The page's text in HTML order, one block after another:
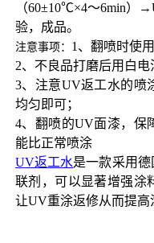
（60±10℃×4～6min）
验，成品。
注意事项： 1、翻喷时使
2、不良品打磨后用白电
3、注意UV返工水的喷
均匀即可；
4、翻喷的UV面漆，保
能比正常喷涂
UV返工水是一款采用
联剂，可以显著增强涂
让UV重涂返修从而提高